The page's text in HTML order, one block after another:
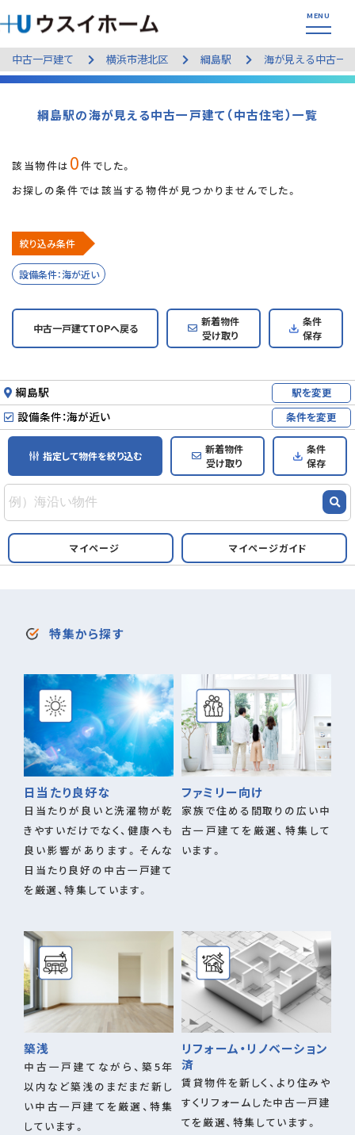
中古一戸建て 横浜市港北区 綱島駅 海が見える中古一
綱島駅の海が見える中古一戸建て（中古住宅）一覧
該当物件は 0件でした。
お探しの条件では該当する物件が見つかりませんでした。
絞り込み条件
設備条件：海が近い
中古一戸建てTOPへ戻る
新着物件
受け取り
条件
保存
綱島駅 駅を変更
設備条件：海が近い 条件を変更
指定して物件を絞り込む
新着物件
受け取り
条件
保存
マイページ マイページガイド
特集から探す
日当たり良好な
日当たりが良いと洗濯物が乾
きやすいだけでなく、健康へも
良い影響があります。そんな
日当たり良好の中古一戸建て
を厳選、特集しています。
ファミリー向け
家族で住める間取りの広い中
古一戸建てを厳選、特集して
います。
築浅
中古一戸建てながら、築5年
以内など築浅のまだまだ新し
い中古一戸建てを厳選、特集
しています。
リフォーム・リノベーション
済
賃貸物件を新しく、より住みや
すくリフォームした中古一戸建
てを厳選、特集しています。